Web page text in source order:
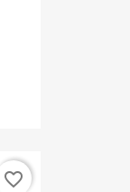
favorite_border